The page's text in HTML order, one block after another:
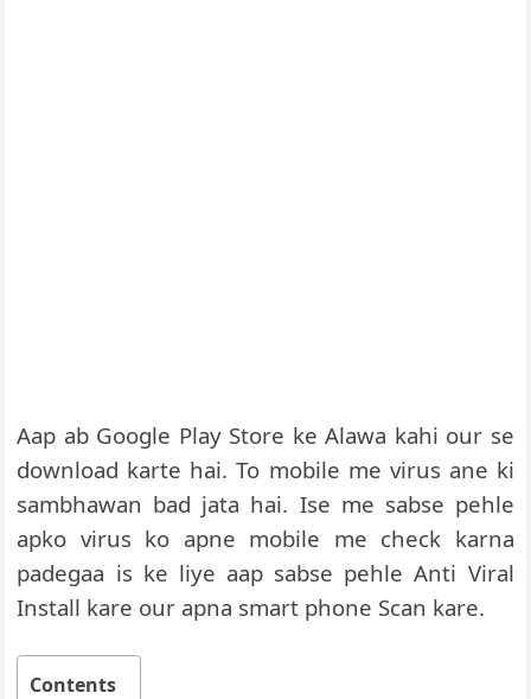
Aap ab Google Play Store ke Alawa kahi our se
download karte hai. To mobile me virus ane ki
sambhawan bad jata hai. Ise me sabse pehle
apko virus ko apne mobile me check karna
padegaa is ke liye aap sabse pehle Anti Viral
Install kare our apna smart phone Scan kare.
Contents